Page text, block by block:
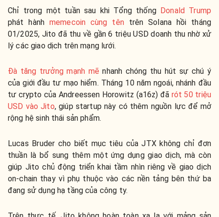
Chỉ trong một tuần sau khi Tổng thống Donald Trump
phát hành memecoin cùng têntrên Solana hồi tháng
01/2025, Jito đã thu về gần 6 triệu USD doanh thu nhờ xử
lý các giao dịch trên mạng lưới.
Đà tăng trưởng mạnh mẽ nhanh chóng thu hút sự chú ý
của giới đầu tư mạo hiểm. Tháng 10 năm ngoái, nhánh đầu
tư crypto của Andreessen Horowitz (a16z) đã rót 50 triệu
USD vào Jito, giúp startup này có thêm nguồn lực để mở
rộng hệ sinh thái sản phẩm.
Lucas Bruder cho biết mục tiêu của JTX không chỉ đơn
thuần là bổ sung thêm một ứng dụng giao dịch, mà còn
giúp Jito chủ động triển khai tầm nhìn riêng về giao dịch
on-chain thay vì phụ thuộc vào các nền tảng bên thứ ba
đang sử dụng hạ tầng của công ty.